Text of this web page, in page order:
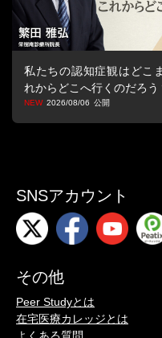
-放射線療法有害事象内容
・局所治療＋全身治療の組み
・死亡前６ヶ月間のがん患者
・がんの痛みの特徴
・疼痛アセスメントに必要な
-?痛みの部位
・WHOがん疼痛ガイドライ
-ガイドライン「推奨」の
-WHO3段階除痛ラダー
・突出通の考え方
-もし、医療用麻薬への誤
-鎮痛目標の共有
・非薬物療法
私たちの認知症観はどこ
れからどこへ行くのだろう
2026/08/06
SNSアカウント
その他
Peer Studyとは
在宅医療カレッジとは